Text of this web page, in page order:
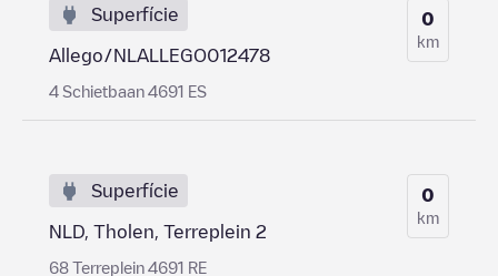
Superfície
Allego/NLALLEGO012478
4 Schietbaan 4691 ES
0
km
Superfície
NLD, Tholen, Terreplein 2
68 Terreplein 4691 RE
0
km